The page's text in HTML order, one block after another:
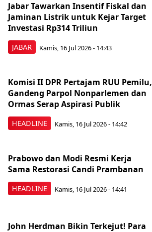
JABAR
Jabar Tawarkan Insentif Fiskal dan
Jaminan Listrik untuk Kejar Target
Investasi Rp314 Triliun
Kamis, 16 Jul 2026 - 14:43
HEADLINE
Komisi II DPR Pertajam RUU Pemilu,
Gandeng Parpol Nonparlemen dan
Ormas Serap Aspirasi Publik
Kamis, 16 Jul 2026 - 14:42
HEADLINE
Prabowo dan Modi Resmi Kerja
Sama Restorasi Candi Prambanan
Kamis, 16 Jul 2026 - 14:41
John Herdman Bikin Terkejut! Para